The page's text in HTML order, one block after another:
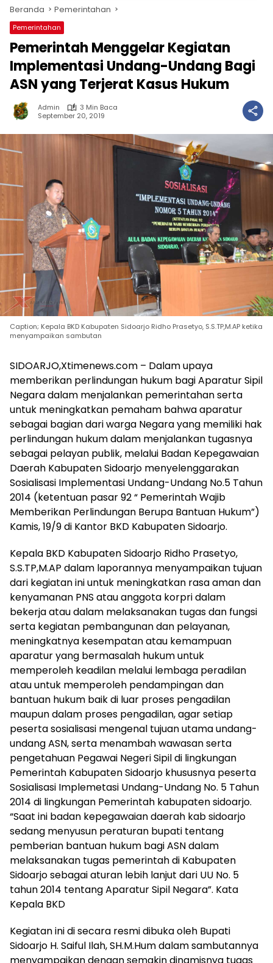
Beranda Pemerintahan
Pemerintahan
Pemerintah Menggelar Kegiatan
Implementasi Undang-Undang Bagi
ASN yang Terjerat Kasus Hukum
Admin
3 Min Baca
September 20, 2019
Caption; Kepala BKD Kabupaten Sidoarjo Ridho Prasetyo, S.S.TP,M.AP ketika
menyampaikan sambutan
SIDOARJO,Xtimenews.com – Dalam upaya
memberikan perlindungan hukum bagi Aparatur Sipil
Negara dalam menjalankan pemerintahan serta
untuk meningkatkan pemaham bahwa aparatur
sebagai bagian dari warga Negara yang memiliki hak
perlindungan hukum dalam menjalankan tugasnya
sebagai pelayan publik, melalui Badan Kepegawaian
Daerah Kabupaten Sidoarjo menyelenggarakan
Sosialisasi Implementasi Undang-Undang No.5 Tahun
2014 (ketentuan pasar 92 “ Pemerintah Wajib
Memberikan Perlindungan Berupa Bantuan Hukum”)
Kamis, 19/9 di Kantor BKD Kabupaten Sidoarjo.
Kepala BKD Kabupaten Sidoarjo Ridho Prasetyo,
S.S.TP,M.AP dalam laporannya menyampaikan tujuan
dari kegiatan ini untuk meningkatkan rasa aman dan
kenyamanan PNS atau anggota korpri dalam
bekerja atau dalam melaksanakan tugas dan fungsi
serta kegiatan pembangunan dan pelayanan,
meningkatnya kesempatan atau kemampuan
aparatur yang bermasalah hukum untuk
memperoleh keadilan melalui lembaga peradilan
atau untuk memperoleh pendampingan dan
bantuan hukum baik di luar proses pengadilan
maupun dalam proses pengadilan, agar setiap
peserta sosialisasi mengenal tujuan utama undang-
undang ASN, serta menambah wawasan serta
pengetahuan Pegawai Negeri Sipil di lingkungan
Pemerintah Kabupaten Sidoarjo khususnya peserta
Sosialisasi Implemetasi Undang-Undang No. 5 Tahun
2014 di lingkungan Pemerintah kabupaten sidoarjo.
“Saat ini badan kepegawaian daerah kab sidoarjo
sedang menyusun peraturan bupati tentang
pemberian bantuan hukum bagi ASN dalam
melaksanakan tugas pemerintah di Kabupaten
Sidoarjo sebagai aturan lebih lanjut dari UU No. 5
tahun 2014 tentang Aparatur Sipil Negara”. Kata
Kepala BKD
Kegiatan ini di secara resmi dibuka oleh Bupati
Sidoarjo H. Saiful Ilah, SH.M.Hum dalam sambutannya
menyampaikan dengan semakin dinamisnya tugas